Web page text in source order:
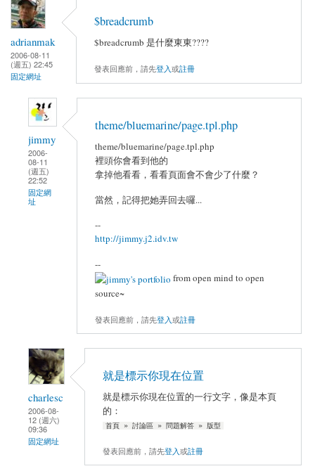
adrianmak
2006-08-11
(週五) 22:45
固定網址
$breadcrumb
$breadcrumb 是什麼東東????
發表回應前，請先登入或註冊
jimmy
2006-
08-11
(週五)
22:52
固定網
址
theme/bluemarine/page.tpl.php
theme/bluemarine/page.tpl.php
裡頭你會看到他的
拿掉他看看，看看頁面會不會少了什麼？
當然，記得把她弄回去囉...
--
http://jimmy.j2.idv.tw
--
from open mind to open
source~
發表回應前，請先登入或註冊
charlesc
2006-08-
12 (週六)
09:36
固定網址
就是標示你現在位置
就是標示你現在位置的一行文字，像是本頁
的：
首頁 » 討論區 » 問題解答 » 版型
發表回應前，請先登入或註冊